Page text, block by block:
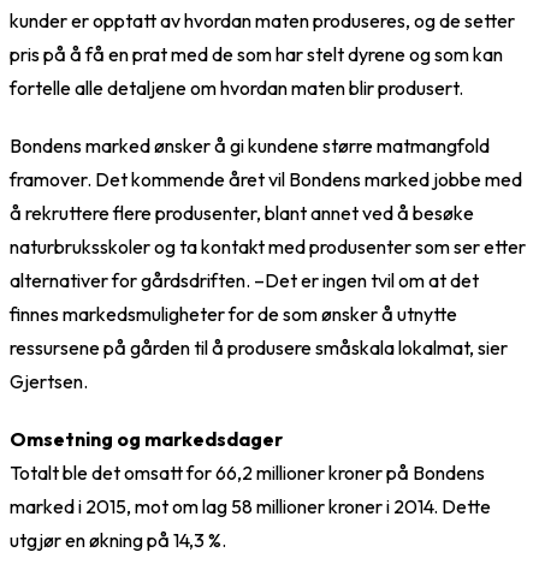
kunder er opptatt av hvordan maten produseres, og de setter
pris på å få en prat med de som har stelt dyrene og som kan
fortelle alle detaljene om hvordan maten blir produsert.
Bondens marked ønsker å gi kundene større matmangfold
framover. Det kommende året vil Bondens marked jobbe med
å rekruttere flere produsenter, blant annet ved å besøke
naturbruksskoler og ta kontakt med produsenter som ser etter
alternativer for gårdsdriften. –Det er ingen tvil om at det
finnes markedsmuligheter for de som ønsker å utnytte
ressursene på gården til å produsere småskala lokalmat, sier
Gjertsen.
Omsetning og markedsdager
Totalt ble det omsatt for 66,2 millioner kroner på Bondens
marked i 2015, mot om lag 58 millioner kroner i 2014. Dette
utgjør en økning på 14,3 %.